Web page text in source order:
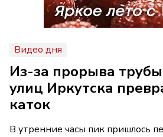
Видео дня
Из-за прорыва
улиц Иркутска
каток
В утренние часы пик пришлось